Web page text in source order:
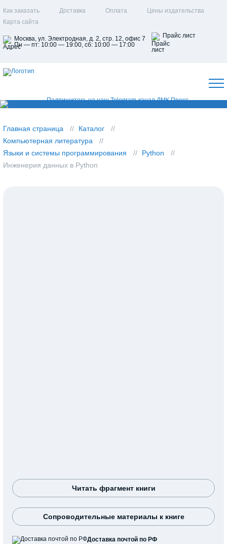
Как заказать Доставка Оплата
Цены издательства
Карта сайта
Москва, ул. Электродная, д. 2, стр. 12, офис 7
Пн — пт: 10:00 — 19:00, сб: 10:00 — 17:00
Прайс лист
Главная страница
Каталог
Компьютерная литература
Языки и системы программирования
Python
Инженерия данных в Python
Читать фрагмент книги
Сопроводительные материалы к книге
Доставка почтой по РФ